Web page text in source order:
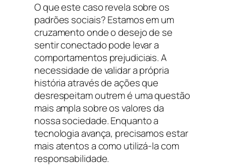
O que este caso revela sobre os
padrões sociais? Estamos em um
cruzamento onde o desejo de se
sentir conectado pode levar a
comportamentos prejudiciais. A
necessidade de validar a própria
história através de ações que
desrespeitam outrem é uma questão
mais ampla sobre os valores da
nossa sociedade. Enquanto a
tecnologia avança, precisamos estar
mais atentos a como utilizá-la com
responsabilidade.